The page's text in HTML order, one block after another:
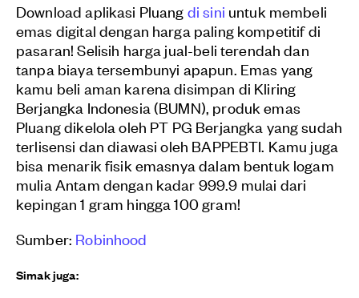
Download aplikasi Pluang di sini untuk membeli
emas digital dengan harga paling kompetitif di
pasaran! Selisih harga jual-beli terendah dan
tanpa biaya tersembunyi apapun. Emas yang
kamu beli aman karena disimpan di Kliring
Berjangka Indonesia (BUMN), produk emas
Pluang dikelola oleh PT PG Berjangka yang sudah
terlisensi dan diawasi oleh BAPPEBTI. Kamu juga
bisa menarik fisik emasnya dalam bentuk logam
mulia Antam dengan kadar 999.9 mulai dari
kepingan 1 gram hingga 100 gram!
Sumber: Robinhood
Simak juga: